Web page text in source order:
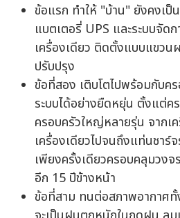
ข้อแรก ทำให้ "บ้าน" ยังคงเป็
แบตเตอรี่ UPS และระบบจัด
เครื่องเดียว ติดตั้งแบบแขว
ปรับปรุง
ข้อที่สอง เติบโตไปพร้อมกับค
ระบบได้อย่างยืดหยุ่น ตั้งแต่ค
ครอบครัวใหญ่หลายรุ่น จากเ
เครื่องเดียวไปจนถึงแท่นชาร์
เพียงครั้งเดียวครอบคลุมวง
อีก 15 ปีข้างหน้า
ข้อที่สาม ทนต่อสภาพอากาศทั้